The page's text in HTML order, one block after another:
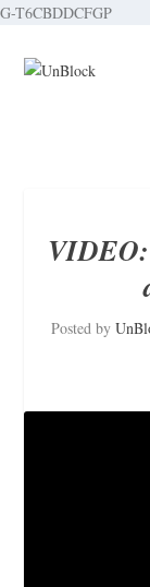
G-T6CBDDCFGP
Posted by